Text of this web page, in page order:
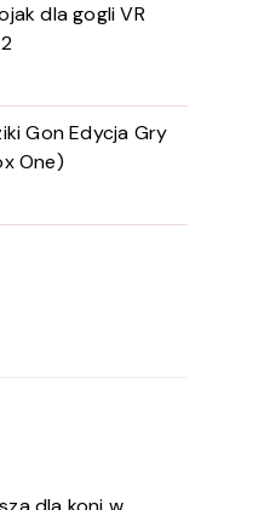
dla gogli VR
Gon Edycja Gry
One)